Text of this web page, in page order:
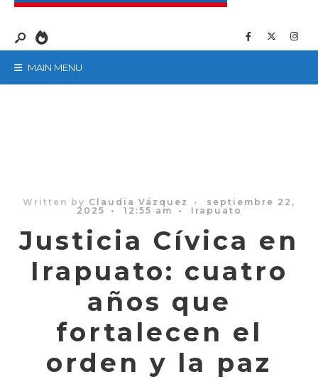
MAIN MENU
Written by Claudia Vázquez •
septiembre 22,
2025
• 12:55 am • Irapuato
Justicia Cívica en
Irapuato: cuatro
años que
fortalecen el
orden y la paz